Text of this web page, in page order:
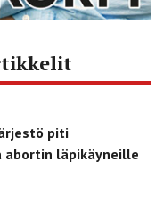
piti
abortin läpikäyneille